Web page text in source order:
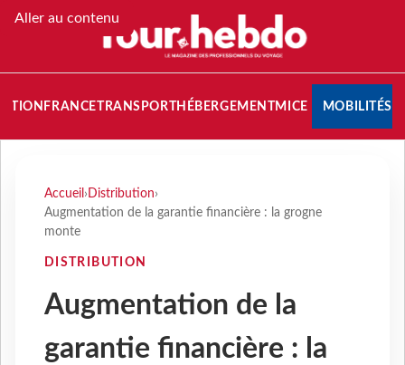
Aller au contenu
FRANCETRANSPORT HÉBERGEMENTMICE MOBILITÉS
Accueil › Distribution›
Augmentation de la garantie financière : la grogne
monte
DISTRIBUTION
Augmentation de la
garantie financière : la